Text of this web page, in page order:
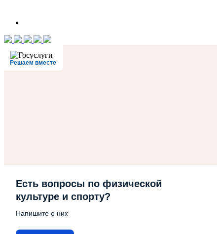
Решаем вместе
Есть вопросы по физической
культуре и спорту?
Напишите о них